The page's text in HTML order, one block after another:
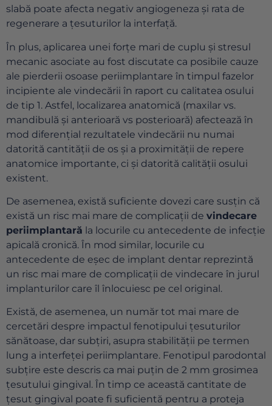
slabă poate afecta negativ angiogeneza și rata de
regenerare a țesuturilor la interfață.
În plus, aplicarea unei forțe mari de cuplu și stresul
mecanic asociate au fost discutate ca posibile cauze
ale pierderii osoase periimplantare în timpul fazelor
incipiente ale vindecării în raport cu calitatea osului
de tip 1. Astfel, localizarea anatomică (maxilar vs.
mandibulă și anterioară vs posterioară) afectează în
mod diferențial rezultatele vindecării nu numai
datorită cantității de os și a proximității de repere
anatomice importante, ci și datorită calității osului
existent.
De asemenea, există suficiente dovezi care susțin că
există un risc mai mare de complicații de vindecare
periimplantară la locurile cu antecedente de infecție
apicală cronică. În mod similar, locurile cu
antecedente de eșec de implant dentar reprezintă
un risc mai mare de complicații de vindecare în jurul
implanturilor care îl înlocuiesc pe cel original.
Există, de asemenea, un număr tot mai mare de
cercetări despre impactul fenotipului țesuturilor
sănătoase, dar subțiri, asupra stabilității pe termen
lung a interfeței periimplantare. Fenotipul parodontal
subțire este descris ca mai puțin de 2 mm grosimea
țesutului gingival. În timp ce această cantitate de
țesut gingival poate fi suficientă pentru a proteja